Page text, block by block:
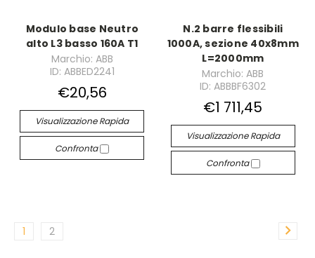
Modulo base Neutro
alto L3 basso 160A T1
Marchio: ABB
ID: ABBED2241
€20,56
Visualizzazione Rapida
Confronta
N.2 barre flessibili
1000A, sezione 40x8mm
L=2000mm
Marchio: ABB
ID: ABBBF6302
€1 711,45
Visualizzazione Rapida
Confronta
1 2